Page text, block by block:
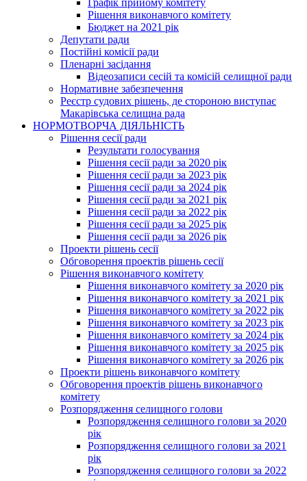
Графік прийому комітету
Рішення виконавчого комітету
Бюджет на 2021 рік
Депутати ради
Постійні комісії ради
Пленарні засідання
Відеозаписи сесій та комісій селищної ради
Нормативне забезпечення
Реєстр судових рішень, де стороною виступає
Макарівська селищна рада
НОРМОТВОРЧА ДІЯЛЬНІСТЬ
Рішення сесії ради
Результати голосування
Рішення сесії ради за 2020 рік
Рішення сесії ради за 2023 рік
Рішення сесії ради за 2024 рік
Рішення сесії ради за 2021 рік
Рішення сесії ради за 2022 рік
Рішення сесії ради за 2025 рік
Рішення сесії ради за 2026 рік
Проекти рішень сесії
Обговорення проектів рішень сесії
Рішення виконавчого комітету
Рішення виконавчого комітету за 2020 рік
Рішення виконавчого комітету за 2021 рік
Рішення виконавчого комітету за 2022 рік
Рішення виконавчого комітету за 2023 рік
Рішення виконавчого комітету за 2024 рік
Рішення виконавчого комітету за 2025 рік
Рішення виконавчого комітету за 2026 рік
Проекти рішень виконавчого комітету
Обговорення проектів рішень виконавчого
комітету
Розпорядження селищного голови
Розпорядження селищного голови за 2020
рік
Розпорядження селищного голови за 2021
рік
Розпорядження селищного голови за 2022